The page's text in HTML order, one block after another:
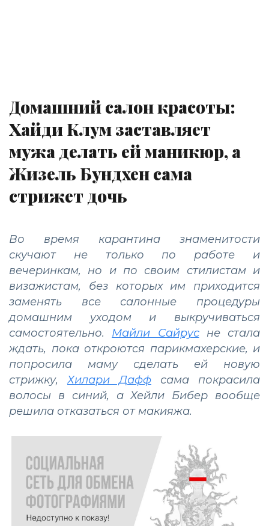
Домашний салон красоты:
Хайди Клум заставляет
мужа делать ей маникюр, а
Жизель Бундхен сама
стрижет дочь
Во время карантина знаменитости
скучают не только по работе и
вечеринкам, но и по своим стилистам и
визажистам, без которых им приходится
заменять все салонные процедуры
домашним уходом и выкручиваться
самостоятельно. Майли Сайрусне стала
ждать, пока откроются парикмахерские, и
попросила маму сделать ей новую
стрижку,Хилари Дафф сама покрасила
волосы в синий, а Хейли Бибер вообще
решила отказаться от макияжа.